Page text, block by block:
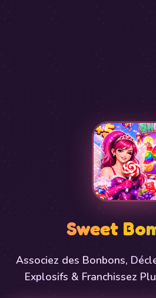
Sweet
Associez des Bonbons,
Explosifs & Franchissez